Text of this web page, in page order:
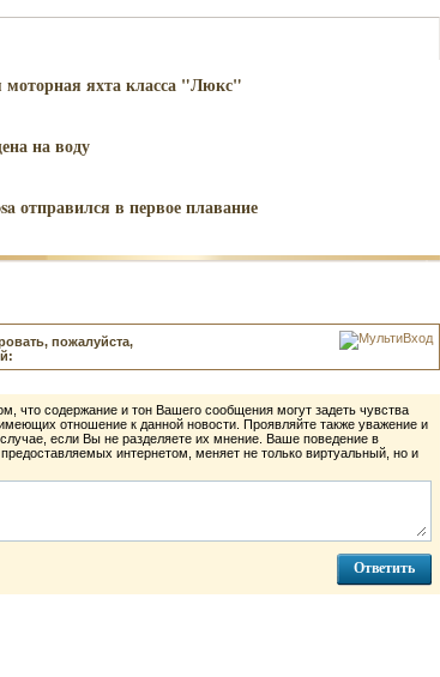
моторная яхта класса "Люкс"
на воду
отправился в первое плавание
пожалуйста,
что содержание и тон Вашего сообщения могут задеть чувства
отношение к данной новости. Проявляйте также уважение и
если Вы не разделяете их мнение. Ваше поведение в
интернетом, меняет не только виртуальный, но и